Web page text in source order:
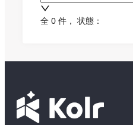
全 0 件 ， 状態：